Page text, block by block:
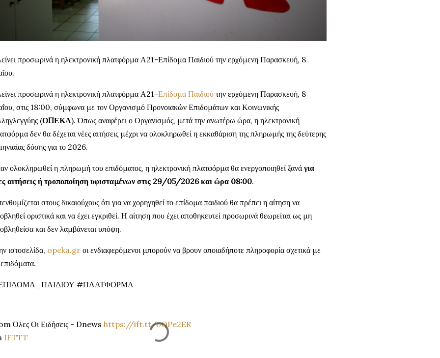
προσωρινά η ηλεκτρονική πλατφόρμα Α21-Επίδομα Παιδιού την ερχόμενη Παρασκευή, 8
προσωρινά η ηλεκτρονική πλατφόρμα Α21-Επίδομα Παιδιού την ερχόμενη Παρασκευή, 8
στις 18:00, σύμφωνα με τον Οργανισμό Προνοιακών Επιδομάτων και Κοινωνικής
(ΟΠΕΚΑ). Όπως αναφέρει ο Οργανισμός, μετά την ανωτέρω ώρα, η ηλεκτρονική
δεν θα δέχεται νέες αιτήσεις μέχρι να ολοκληρωθεί η εκκαθάριση της πληρωμής της δεύτερης
δόσης για το 2026.
ολοκληρωθεί η πληρωμή του επιδόματος, η ηλεκτρονική πλατφόρμα θα ενεργοποιηθεί ξανά για
αιτήσεις ή τροποποίηση υφισταμένων στις 29/05/2026 και ώρα 08:00.
στους δικαιούχους ότι για να χορηγηθεί το επίδομα παιδιού θα πρέπει η αίτηση να
οριστικά και να έχει εγκριθεί. Η αίτηση που έχει αποθηκευτεί προσωρινά θεωρείται ως μη
και δεν λαμβάνεται υπόψη.
ιστοσελίδα, opeka.gr οι ενδιαφερόμενοι μπορούν να βρουν οποιαδήποτε πληροφορία σχετικά με
#ΠΛΑΤΦΟΡΜΑ
Όλες Οι Ειδήσεις - Dnews https://ift.tt/oQPe2ER
IFTTT